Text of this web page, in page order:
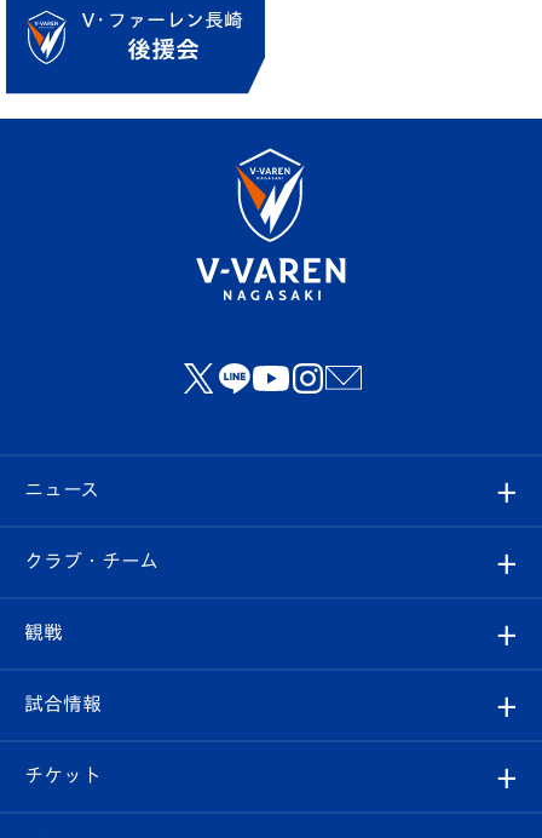
ニュース
すべて
クラブ
試合情報
クラブ・チーム
クラブ概要
エンブレム紹介
観戦
観戦ルール
はじめての観戦ガイド
試合情報
試合日程/結果
チケット